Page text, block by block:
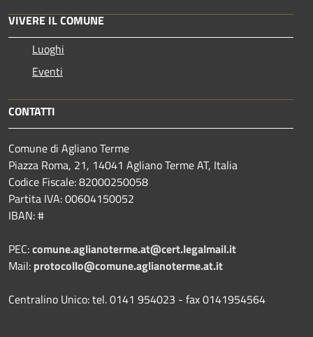
VIVERE IL COMUNE
Luoghi
Eventi
CONTATTI
Comune di Agliano Terme
Piazza Roma, 21, 14041 Agliano Terme AT, Italia
Codice Fiscale: 82000250058
Partita IVA: 00604150052
IBAN: #
PEC:comune.aglianoterme.at@cert.legalmail.it
Mail: protocollo@comune.aglianoterme.at.it
Centralino Unico: tel. 0141 954023 - fax 0141954564